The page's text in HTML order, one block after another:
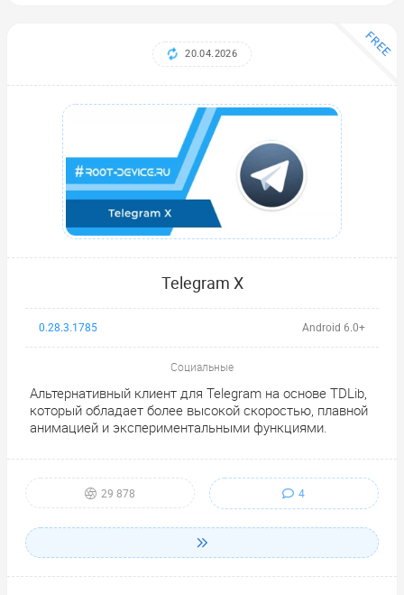
FREE
20.04.2026
Telegram X
0.28.3.1785 Android 6.0+
Социальные
Альтернативный клиент для Telegram на основе TDLib,
который обладает более высокой скоростью, плавной
анимацией и экспериментальными функциями.
29 878 4